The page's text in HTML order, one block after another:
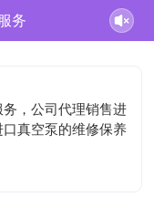
务
，公司代理销售进
真空泵的维修保养